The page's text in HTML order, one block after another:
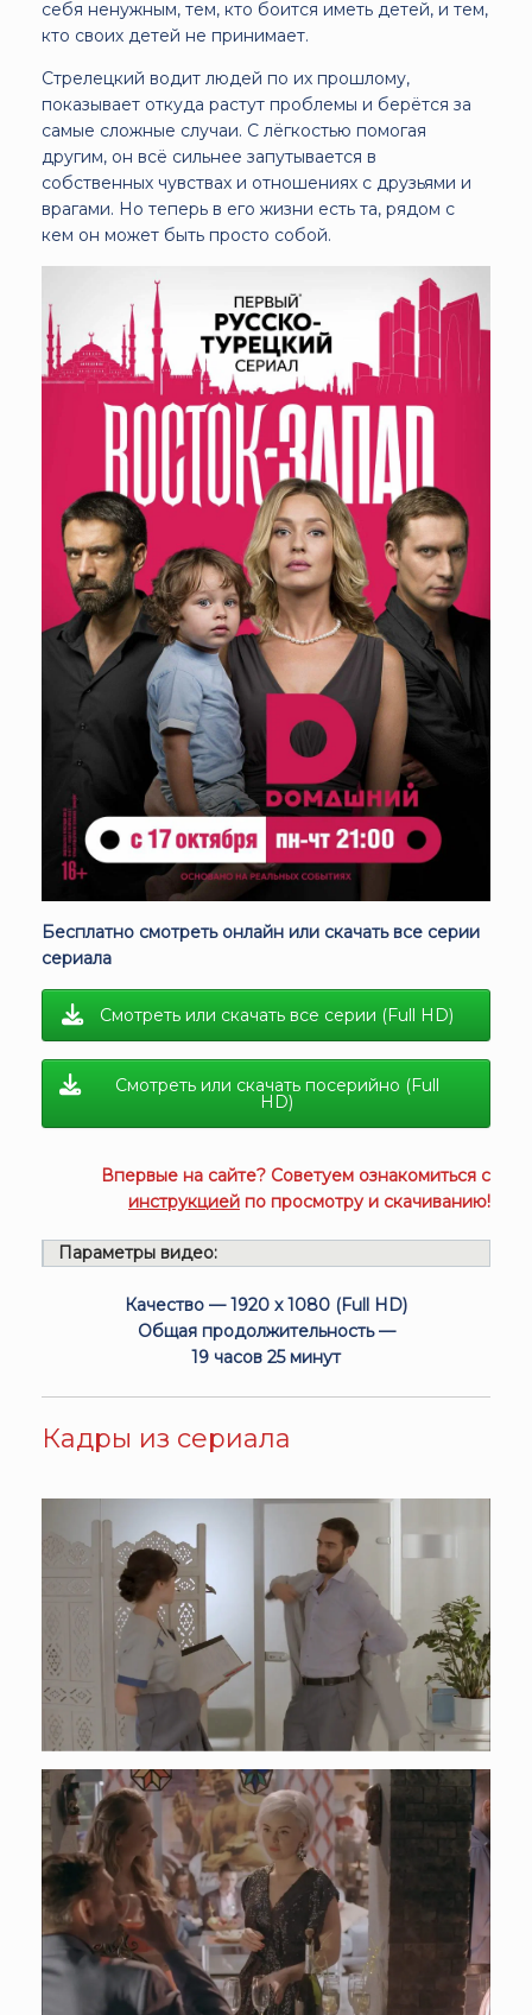
себя ненужным, тем, кто боится иметь детей, и тем,
кто своих детей не принимает.
Стрелецкий водит людей по их прошлому,
показывает откуда растут проблемы и берётся за
самые сложные случаи. С лёгкостью помогая
другим, он всё сильнее запутывается в
собственных чувствах и отношениях с друзьями и
врагами. Но теперь в его жизни есть та, рядом с
кем он может быть просто собой.
Бесплатно смотреть онлайн или скачать все серии
сериала
Смотреть или скачать все серии (Full HD)
Смотреть или скачать посерийно (Full
HD)
Впервые на сайте? Советуем ознакомиться с
инструкцией по просмотру и скачиванию!
Параметры видео:
Качество — 1920 x 1080 (Full HD)
Общая продолжительность —
19 часов 25 минут
Кадры из сериала